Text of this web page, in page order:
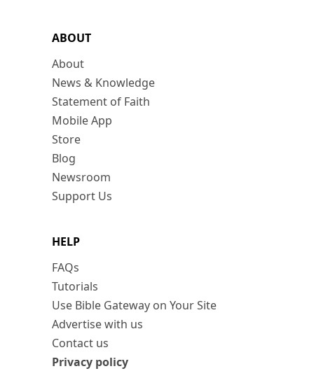
ABOUT
About
News & Knowledge
Statement of Faith
Mobile App
Store
Blog
Newsroom
Support Us
HELP
FAQs
Tutorials
Use Bible Gateway on Your Site
Advertise with us
Contact us
Privacy policy